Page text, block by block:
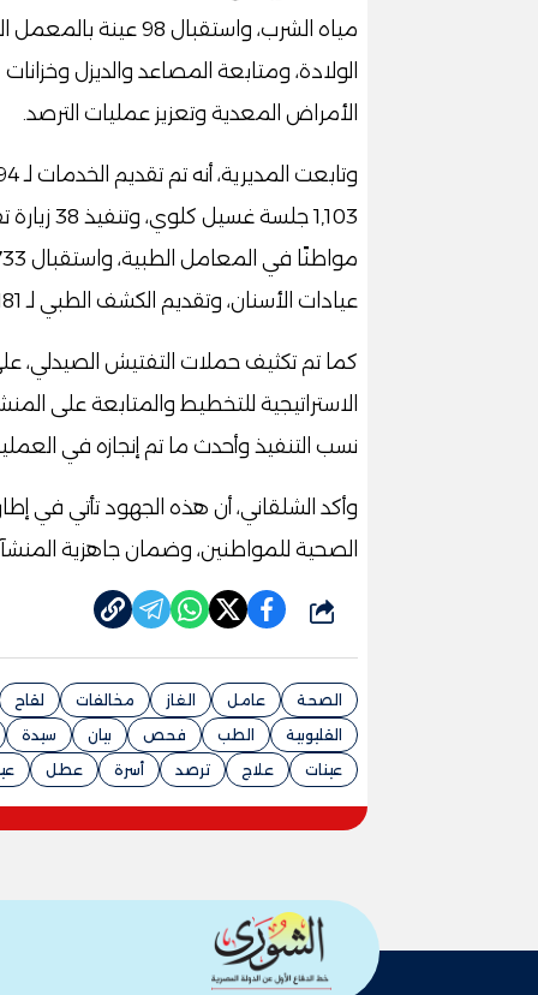
الولادة، ومتابعة المصاعد والديزل
الأمراض المعدية وتعزيز عمليات الترصد.
عيادات الأسنان، وتقديم الكشف الطبي لـ 181 مواطنًا عبر القوافل العلاجية.
كما تم تكثيف حملات التفتيش الصيدلي،
الاستراتيجية للتخطيط والمتابعة على
نسب التنفيذ وأحدث ما تم إنجازه في
وأكد الشلقاني، أن هذه الجهود تأتي في
الصحية للمواطنين، وضمان جاهزية
شارك
الصحة عامل الغاز مخالفات
لقاح
القليوبية
الطب فحص بيان
سيدة
عينات
علاج ترصد أسرة عطل